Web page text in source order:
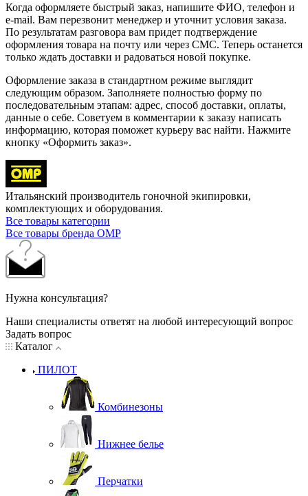
Когда оформляете быстрый заказ, напишите ФИО, телефон и
e-mail. Вам перезвонит менеджер и уточнит условия заказа.
По результатам разговора вам придет подтверждение
оформления товара на почту или через СМС. Теперь останется
только ждать доставки и радоваться новой покупке.
Оформление заказа в стандартном режиме выглядит
следующим образом. Заполняете полностью форму по
последовательным этапам: адрес, способ доставки, оплаты,
данные о себе. Советуем в комментарии к заказу написать
информацию, которая поможет курьеру вас найти. Нажмите
кнопку «Оформить заказ».
Итальянский производитель гоночной экипировки,
комплектующих и оборудования.
Все товары категории
Все товары бренда OMP
Нужна консультация?
Наши специалисты ответят на любой интересующий вопрос
Задать вопрос
Каталог
ПИЛОТ
Комбинезоны
Нижнее белье
Перчатки